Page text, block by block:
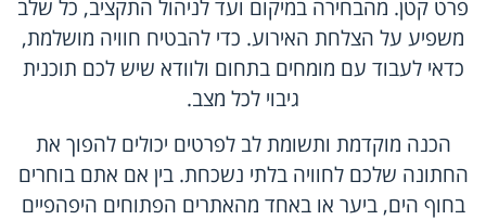
פרט קטן. מהבחירה במיקום ועד לניהול התקציב, כל שלב
משפיע על הצלחת האירוע. כדי להבטיח חוויה מושלמת,
כדאי לעבוד עם מומחים בתחום ולוודא שיש לכם תוכנית
גיבוי לכל מצב.
הכנה מוקדמת ותשומת לב לפרטים יכולים להפוך את
החתונה שלכם לחוויה בלתי נשכחת. בין אם אתם בוחרים
בחוף הים, ביער או באחד מהאתרים הפתוחים היפהפיים